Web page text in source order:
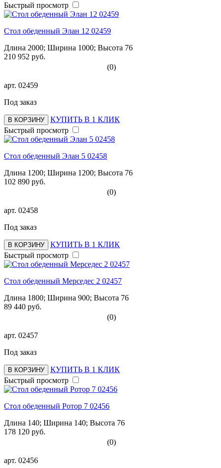
Быстрый просмотр
Стол обеденный Элан 12 02459
Длина 2000; Ширина 1000; Высота 76
210 952 руб.
(0)
арт. 02459
Под заказ
В КОРЗИНУ
КУПИТЬ В 1 КЛИК
Быстрый просмотр
Стол обеденный Элан 5 02458
Длина 1200; Ширина 1200; Высота 76
102 890 руб.
(0)
арт. 02458
Под заказ
В КОРЗИНУ
КУПИТЬ В 1 КЛИК
Быстрый просмотр
Стол обеденный Мерседес 2 02457
Длина 1800; Ширина 900; Высота 76
89 440 руб.
(0)
арт. 02457
Под заказ
В КОРЗИНУ
КУПИТЬ В 1 КЛИК
Быстрый просмотр
Стол обеденный Ротор 7 02456
Длина 140; Ширина 140; Высота 76
178 120 руб.
(0)
арт. 02456